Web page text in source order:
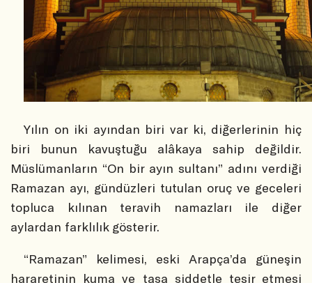
Yılın on iki ayından biri var ki, diğerlerinin hiç
biri bunun kavuştuğu alâkaya sahip değildir.
Müslümanların “On bir ayın sultanı” adını verdiği
Ramazan ayı, gündüzleri tutulan oruç ve geceleri
topluca kılınan teravih namazları ile diğer
aylardan farklılık gösterir.
“Ramazan” kelimesi, eski Arapça’da güneşin
hararetinin kuma ve taşa şiddetle tesir etmesi